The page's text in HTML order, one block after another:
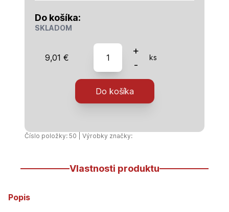
Do košíka:
SKLADOM
9,01 €
množstvo
PVC
rúra
kanalizačná
160x4,0x1000
+
-
ks
Do košíka
Číslo položky: 50 | Výrobky značky:
Vlastnosti produktu
Popis